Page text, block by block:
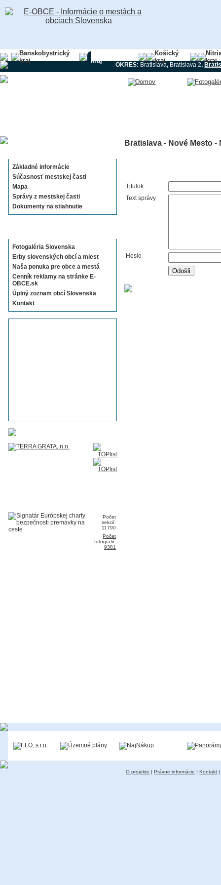
Banskobystrický
kraj
kraj
Košický
kraj
kraj
OKRES: Bratislava, Bratislava 2,
Základné informácie
Súčasnosť mestskej časti
Mapa
Správy z mestskej časti
Dokumenty na stiahnutie
Fotogaléria Slovenska
Erby slovenských obcí a miest
Naša ponuka pre obce a mestá
Cenník reklamy na stránke E-
OBCE.sk
Úplný zoznam obcí Slovenska
Kontakt
Počet
sekcií:
11790
Počet
fotografií:
9381
Bratislava - Nové Mesto
Titulok
Text správy
Heslo
O projekte |Právne informácie |Kontakt